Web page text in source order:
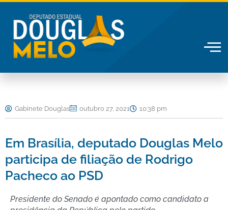
conteúdo
Gabinete Douglas outubro 27, 2021 10:38 pm
Em Brasília, deputado Douglas Melo
participa de filiação de Rodrigo
Pacheco ao PSD
Presidente do Senado é apontado como candidato a